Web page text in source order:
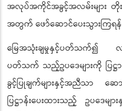
အလုပ်အကိုင်အခွင့်အလမ်းများ
အတွက် ဖော်ဆောင်ပေးသွားကြရန်
မြေအသုံးချမှုနှင့်ပတ်သက်၍ လ
ပတ်သက် သည့်ဥပဒေများကို ပြဋ္ဌ
ခွင့်ပြုချက်များနှင့်အညီသာ ဆ
ပြဋ္ဌာန်းပေးထားသည့် ဥပဒေမ